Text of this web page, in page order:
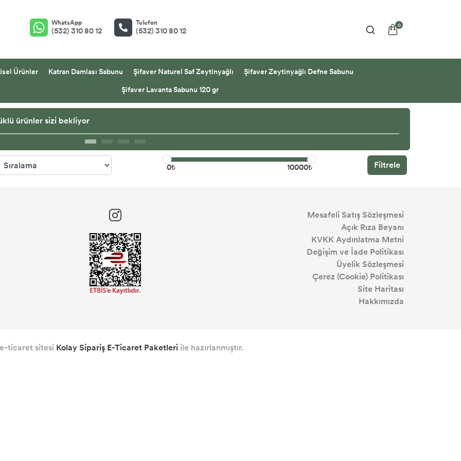
WhatsApp
(532) 310 80 12
Telefon
(532) 310 80 12
0
Ürünler Katran Damlası Sabunu Şifaver Naturel Saf Zeytinyağlı
Şifaver Zeytinyağlı Defne Sabunu
Şifaver Lavanta Sabunu 120 gr
ürünler sizi bekliyor
0₺ 10000₺ Filtrele
Mesafeli Satış Sözleşmesi
Açık Rıza Beyanı
KVKK Aydınlatma Metni
Değişim ve İade Politikası
Üyelik Sözleşmesi
Çerez (Cookie) Politikası
Site Haritası
Hakkımızda
ticaret sitesi Kolay Sipariş E-Ticaret Paketleriile hazırlanmıştır.